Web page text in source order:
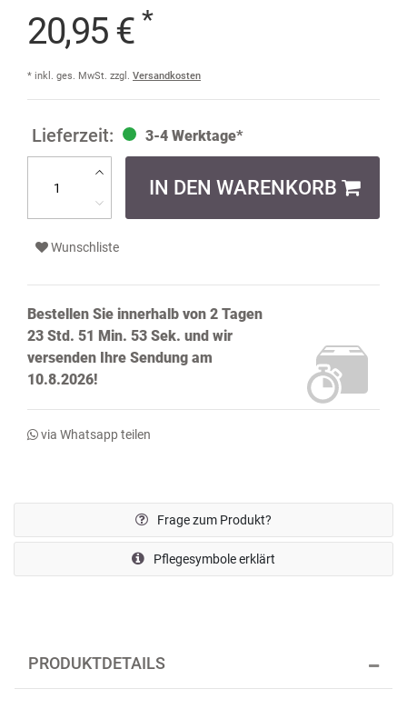
20,95 € *
* inkl. ges. MwSt. zzgl. Versandkosten
3-4 Werktage*
IN DEN WARENKORB
Wunschliste
Bestellen Sie innerhalb von 2 Tagen
23 Std. 51 Min. 52 Sek. und wir
versenden Ihre Sendung am
10.8.2026!
via Whatsapp teilen
Frage zum Produkt?
Pflegesymbole erklärt
PRODUKTDETAILS